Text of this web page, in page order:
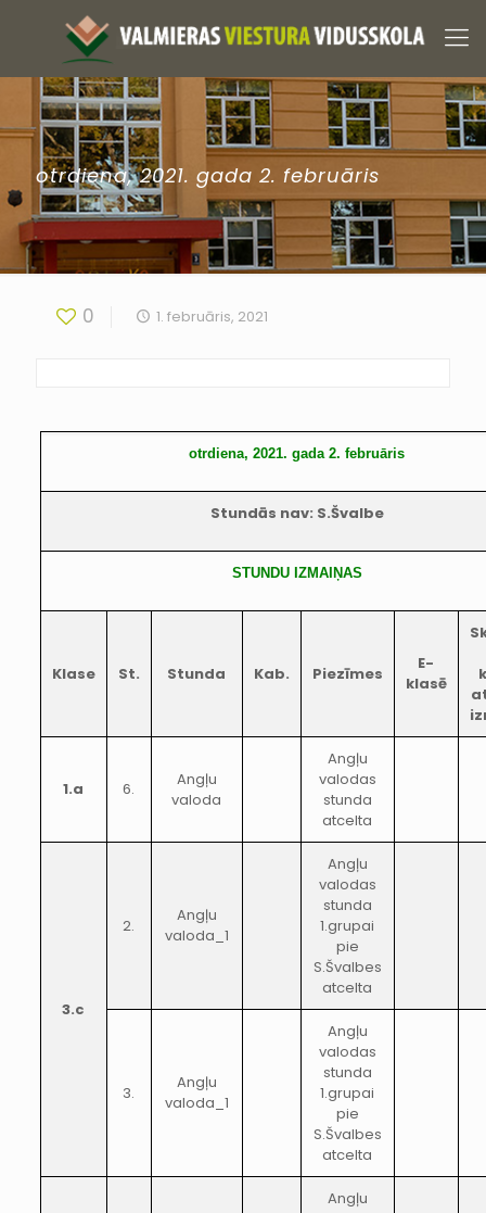
otrdiena, 2021. gada 2. februāris
0 1. februāris, 2021
otrdiena, 2021. gada 2. februāris
Stundās nav: S.Švalbe
STUNDU IZMAIŅAS
Klase St. Stunda Kab. Piezīmes
E-
klasē
1.a 6.
Angļu
valoda
Angļu
valodas
stunda
atcelta
3.c
2.
Angļu
valoda_1
Angļu
valodas
stunda
1.grupai
pie
S.Švalbes
atcelta
3.
Angļu
valoda_1
Angļu
valodas
stunda
1.grupai
pie
S.Švalbes
atcelta
Angļu